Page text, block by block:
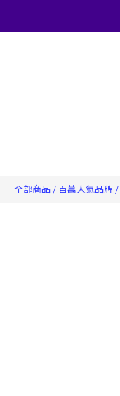
全部商品 /百萬人氣品牌 /